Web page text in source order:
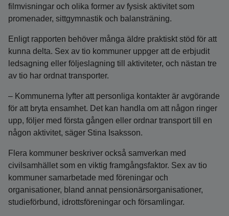
filmvisningar och olika former av fysisk aktivitet som
promenader, sittgymnastik och balansträning.
Enligt rapporten behöver många äldre praktiskt stöd för att
kunna delta. Sex av tio kommuner uppger att de erbjudit
ledsagning eller följeslagning till aktiviteter, och nästan tre
av tio har ordnat transporter.
– Kommunerna lyfter att personliga kontakter är avgörande
för att bryta ensamhet. Det kan handla om att någon ringer
upp, följer med första gången eller ordnar transport till en
någon aktivitet, säger Stina Isaksson.
Flera kommuner beskriver också samverkan med
civilsamhället som en viktig framgångsfaktor. Sex av tio
kommuner samarbetade med föreningar och
organisationer, bland annat pensionärsorganisationer,
studieförbund, idrottsföreningar och församlingar.